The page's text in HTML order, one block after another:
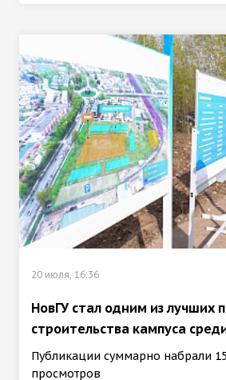
20 июля, 16:36
НовГУ стал одним из лучших
строительства кампуса
Публикации суммарно набрали
просмотров